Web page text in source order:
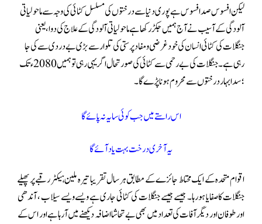
لیکن افسوس صد افسوس ہے پوری دنیا سے درختوں کی مسلسل کٹائی کی وجہ سے ماحولیاتی
آلودگی کے آسیب نے آج ہمیں جکڑ رکھا ہے ماحولیاتی آلودگی کے علاج کی دوا ، یعنی
جنگلات کی کٹائی انسان کی خود غرضی ومفاد پرستی کی تلوارسے بڑی بے دردی سے کی جا
رہی ہے ۔ جنگلات کی بے رحمی سے کٹائی کی صورتحال اگر یہی رہی تو ہمیں 2080ء تک
؛ سدابہار درختوں سے محروم ہونا پڑے گا ۔
اس راستے میں جب کوئی سایہ نہ پائے گا
یہ آخری درخت بہت یاد آئے گا
اقوام متحدہ کے ایک محتاط جائزے کے مطابق ہر سال تقریبا تیرہ ملین ہیکٹر رقبے پر پھیلے
جنگلات کا صفایا ہورہا ۔ جیسے جیسے جنگلات کی کٹائی جاری ہے ویسے ویسے سیلاب ، آندھی
اور طوفان اور دیگر آفات کی تعداد میں بھی بے تحاشا اضافہ دیکھنے میں آرہا ہے اور اس کے